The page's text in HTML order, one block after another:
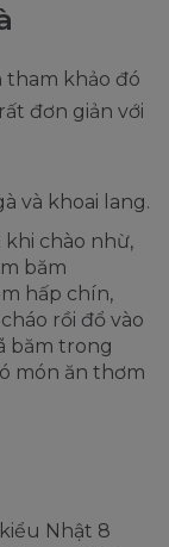
tham khảo đó
đơn giản với
và khoai lang.
chào nhừ,
băm
hấp chín,
rồi đổ vào
băm trong
món ăn thơm
Nhật 8